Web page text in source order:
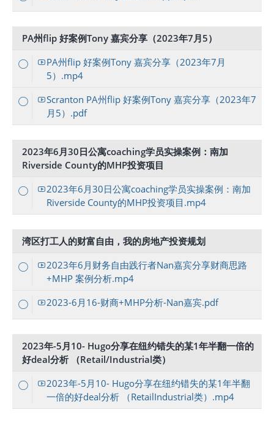
PA州flip 好案例Tony 嘉宾分享（2023年7月5）
PA州flip 好案例Tony 嘉宾分享（2023年7月
5）.mp4
Scranton PA州flip 好案例Tony 嘉宾分享（2023年7
月5）.pdf
2023年6月30日公寓coaching学员实操案例：南加
Riverside County的MHP投资项目
2023年6月30日公寓coaching学员实操案例：南加
Riverside County的MHP投资项目.mp4
湾区打工人的财富自由，我的房地产投资规划
2023年6月财务自由践行者Nan嘉宾分享财商思路
+MHP 案例分析.mp4
2023-6月16-财商+MHP分析-Nan嘉宾.pdf
2023年-5月10- Hugo分享在纽约错失的某1年半翻一倍的
好deal分析 （Retail/Industrial类）
2023年-5月10- Hugo分享在纽约错失的某1年半翻
一倍的好deal分析 （RetailIndustrial类）.mp4